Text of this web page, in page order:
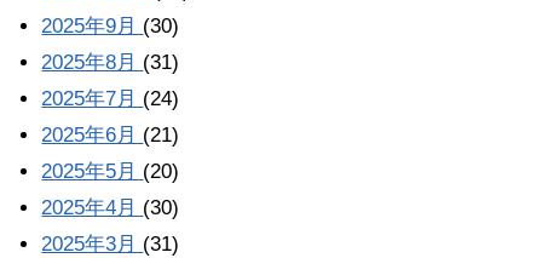
2025年9月 (30)
2025年8月 (31)
2025年7月 (24)
2025年6月 (21)
2025年5月 (20)
2025年4月 (30)
2025年3月 (31)